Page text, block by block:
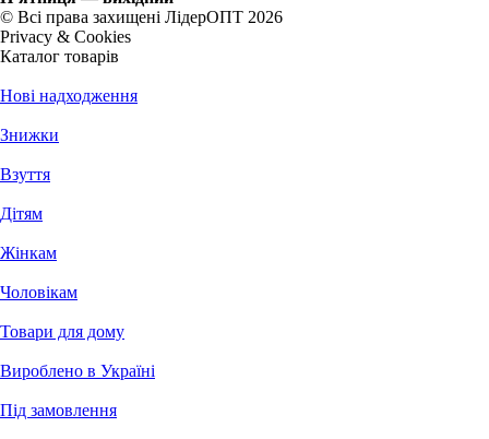
© Всі права захищені ЛідерОПТ 2026
Privacy & Cookies
Каталог товарів
Нові надходження
Знижки
Взуття
Дітям
Жінкам
Чоловікам
Товари для дому
Вироблено в Україні
Під замовлення